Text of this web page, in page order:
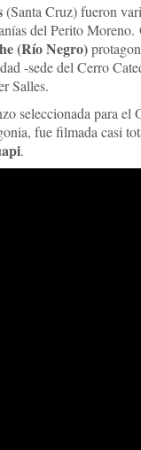
(Santa Cruz) fueron
del Perito Moreno.
(Río Negro)
-sede del Cerro
Salles.
seleccionada para el
fue filmada casi
.